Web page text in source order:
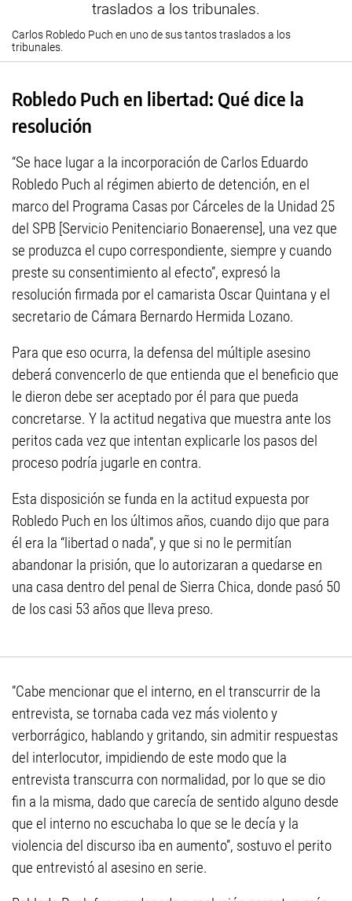
Carlos Robledo Puch en uno de sus tantos traslados a los
tribunales.
Robledo Puch en libertad: Qué dice la
resolución
“Se hace lugar a la incorporación de Carlos Eduardo
Robledo Puch al régimen abierto de detención, en el
marco del Programa Casas por Cárceles de la Unidad 25
del SPB [Servicio Penitenciario Bonaerense], una vez que
se produzca el cupo correspondiente, siempre y cuando
preste su consentimiento al efecto”, expresó la
resolución firmada por el camarista Oscar Quintana y el
secretario de Cámara Bernardo Hermida Lozano.
Para que eso ocurra, la defensa del múltiple asesino
deberá convencerlo de que entienda que el beneficio que
le dieron debe ser aceptado por él para que pueda
concretarse. Y la actitud negativa que muestra ante los
peritos cada vez que intentan explicarle los pasos del
proceso podría jugarle en contra.
Esta disposición se funda en la actitud expuesta por
Robledo Puch en los últimos años, cuando dijo que para
él era la “libertad o nada”, y que si no le permitían
abandonar la prisión, que lo autorizaran a quedarse en
una casa dentro del penal de Sierra Chica, donde pasó 50
de los casi 53 años que lleva preso.
”Cabe mencionar que el interno, en el transcurrir de la
entrevista, se tornaba cada vez más violento y
verborrágico, hablando y gritando, sin admitir respuestas
del interlocutor, impidiendo de este modo que la
entrevista transcurra con normalidad, por lo que se dio
fin a la misma, dado que carecía de sentido alguno desde
que el interno no escuchaba lo que se le decía y la
violencia del discurso iba en aumento”, sostuvo el perito
que entrevistó al asesino en serie.